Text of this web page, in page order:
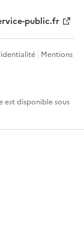
public.fr
Mentions
disponible sous